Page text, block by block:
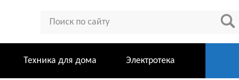
Техника для дома Электротека